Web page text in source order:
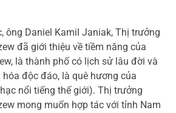
Daniel Kamil Janiak, Thị trưởng
đã giới thiệu về tiềm năng của
là thành phố có lịch sử lâu đời và
độc đáo, là quê hương của
nổi tiếng thế giới). Thị trưởng
mong muốn hợp tác với tỉnh Nam